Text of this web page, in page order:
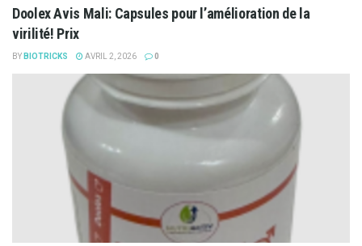
Doolex Avis Mali: Capsules pour l’amélioration de la
virilité! Prix
BY BIOTRICKS AVRIL 2, 2026 0